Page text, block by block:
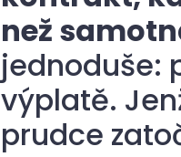
než
jednoduše:
výplatě.
prudce